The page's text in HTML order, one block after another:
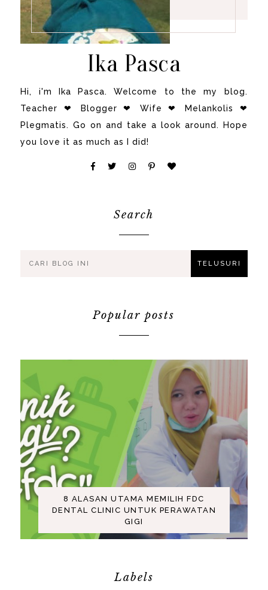
Ika Pasca
Hi, i'm Ika Pasca. Welcome to the my blog.
Teacher ❤ Blogger ❤ Wife ❤ Melankolis ❤
Plegmatis. Go on and take a look around. Hope
you love it as much as I did!
Search
Popular posts
8 ALASAN UTAMA MEMILIH FDC
DENTAL CLINIC UNTUK PERAWATAN
GIGI
Labels